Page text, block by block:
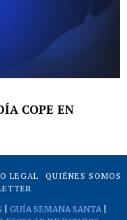
COPE EN
LEGAL
QUIÉNES SOMOS
GUÍA SEMANA SANTA|